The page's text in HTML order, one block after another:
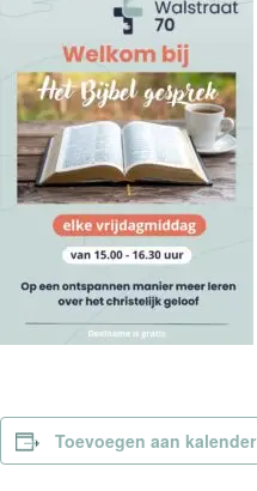
Toevoegen aan kalender